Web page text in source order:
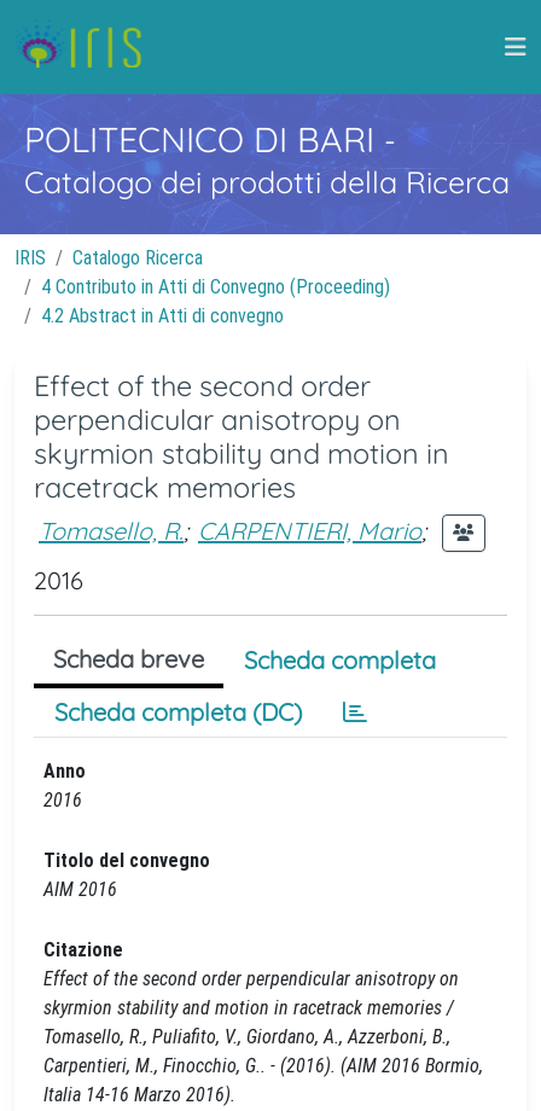
POLITECNICO DI BARI -
Catalogo dei prodotti della Ricerca
IRIS
Catalogo Ricerca
4 Contributo in Atti di Convegno (Proceeding)
4.2 Abstract in Atti di convegno
Effect of the second order
perpendicular anisotropy on
skyrmion stability and motion in
racetrack memories
Tomasello, R.; CARPENTIERI, Mario;
2016
Scheda breve
Scheda completa
Scheda completa (DC)
Anno
2016
Titolo del convegno
AIM 2016
Citazione
Effect of the second order perpendicular anisotropy on
skyrmion stability and motion in racetrack memories /
Tomasello, R., Puliafito, V., Giordano, A., Azzerboni, B.,
Carpentieri, M., Finocchio, G.. - (2016). (AIM 2016 Bormio,
Italia 14-16 Marzo 2016).